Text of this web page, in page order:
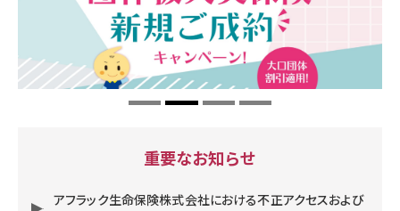
重要なお知らせ
アフラック生命保険株式会社における不正アクセスおよび